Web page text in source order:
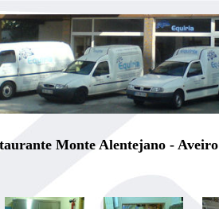
Monte Alentejano - Aveiro